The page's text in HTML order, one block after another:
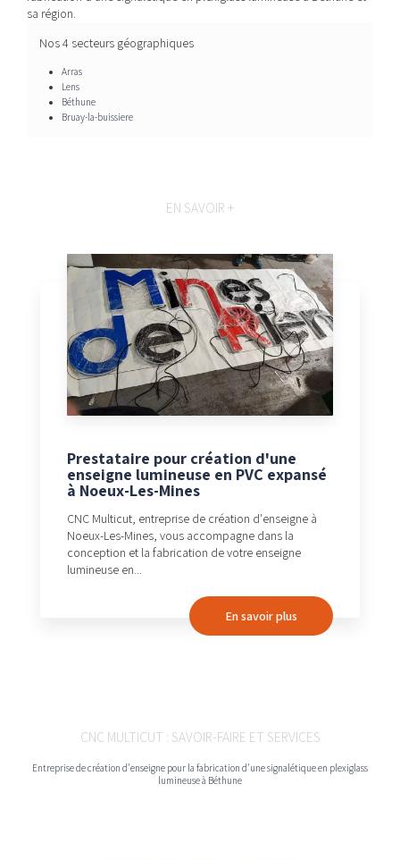
sa région.
Nos 4 secteurs géographiques
Arras
Lens
Béthune
Bruay-la-buissiere
EN SAVOIR +
Prestataire pour création d'une
enseigne lumineuse en PVC expansé
à Noeux-Les-Mines
CNC Multicut, entreprise de création d'enseigne à
Noeux-Les-Mines, vous accompagne dans la
conception et la fabrication de votre enseigne
lumineuse en...
En savoir plus
CNC MULTICUT : SAVOIR-FAIRE ET SERVICES
Entreprise de création d'enseigne pour la fabrication d'une signalétique en plexiglass
lumineuse à Béthune